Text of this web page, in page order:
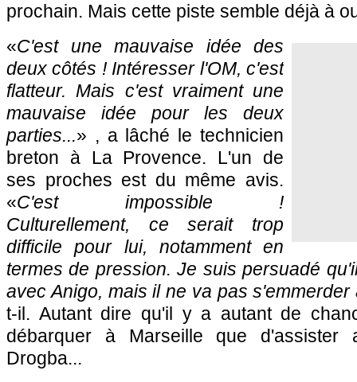
prochain. Mais cette piste semble déjà à
«C'est une mauvaise idée des
deux côtés ! Intéresser l'OM, c'est
flatteur. Mais c'est vraiment une
mauvaise idée pour les deux
parties...» , a lâché le technicien
breton à La Provence. L'un de
ses proches est du même avis.
«C'est impossible !
Culturellement, ce serait trop
difficile pour lui, notamment en
termes de pression. Je suis persuadé
avec Anigo, mais il ne va pas s'emmerder
t-il. Autant dire qu'il y a autant de
débarquer à Marseille que d'assister
Drogba...